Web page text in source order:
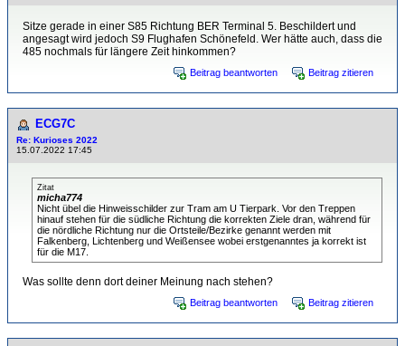
Sitze gerade in einer S85 Richtung BER Terminal 5. Beschildert und
angesagt wird jedoch S9 Flughafen Schönefeld. Wer hätte auch, dass die
485 nochmals für längere Zeit hinkommen?
Beitrag beantworten Beitrag zitieren
ECG7C
Re: Kurioses 2022
15.07.2022 17:45
Zitat
micha774
Nicht übel die Hinweisschilder zur Tram am U Tierpark. Vor den Treppen
hinauf stehen für die südliche Richtung die korrekten Ziele dran, während für
die nördliche Richtung nur die Ortsteile/Bezirke genannt werden mit
Falkenberg, Lichtenberg und Weißensee wobei erstgenanntes ja korrekt ist
für die M17.
Was sollte denn dort deiner Meinung nach stehen?
Beitrag beantworten Beitrag zitieren